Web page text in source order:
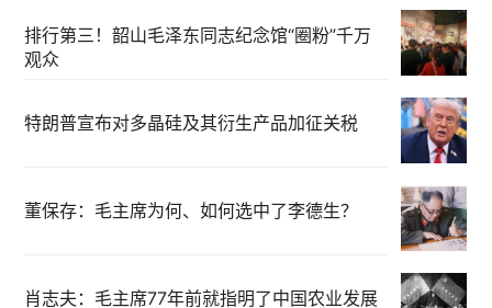
排行第三！韶山毛泽东同志纪念馆“圈粉”千万
观众
特朗普宣布对多晶硅及其衍生产品加征关税
董保存：毛主席为何、如何选中了李德生？
肖志夫：毛主席77年前就指明了中国农业发展